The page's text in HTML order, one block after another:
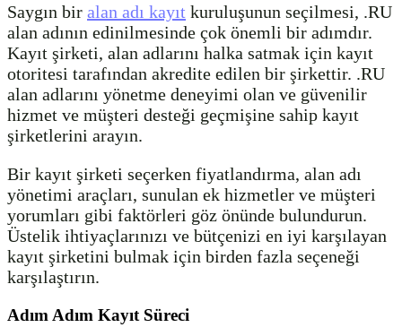
Saygın bir alan adı kayıt kuruluşunun seçilmesi, .RU
alan adının edinilmesinde çok önemli bir adımdır.
Kayıt şirketi, alan adlarını halka satmak için kayıt
otoritesi tarafından akredite edilen bir şirkettir. .RU
alan adlarını yönetme deneyimi olan ve güvenilir
hizmet ve müşteri desteği geçmişine sahip kayıt
şirketlerini arayın.
Bir kayıt şirketi seçerken fiyatlandırma, alan adı
yönetimi araçları, sunulan ek hizmetler ve müşteri
yorumları gibi faktörleri göz önünde bulundurun.
Üstelik ihtiyaçlarınızı ve bütçenizi en iyi karşılayan
kayıt şirketini bulmak için birden fazla seçeneği
karşılaştırın.
Adım Adım Kayıt Süreci